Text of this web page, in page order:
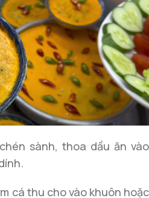
sành, thoa dầu ăn vào
cá thu cho vào khuôn hoặc